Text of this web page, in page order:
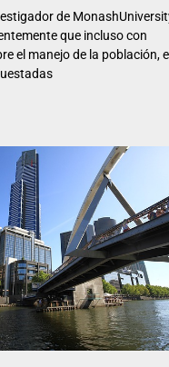
de
que incluso con
el manejo de la población,